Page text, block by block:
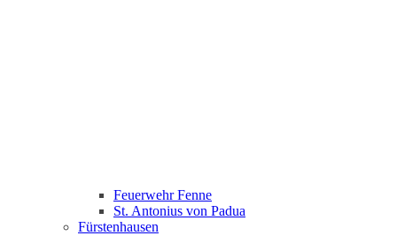
Feuerwehr Fenne
St. Antonius von Padua
Fürstenhausen